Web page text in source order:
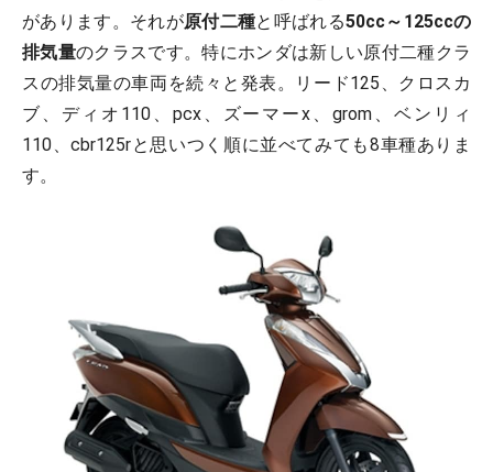
があります。それが原付二種と呼ばれる50cc～125ccの
排気量のクラスです。特にホンダは新しい原付二種クラ
スの排気量の車両を続々と発表。リード125、クロスカ
ブ、ディオ110、pcx、ズーマーx、grom、ベンリィ
110、cbr125rと思いつく順に並べてみても8車種ありま
す。